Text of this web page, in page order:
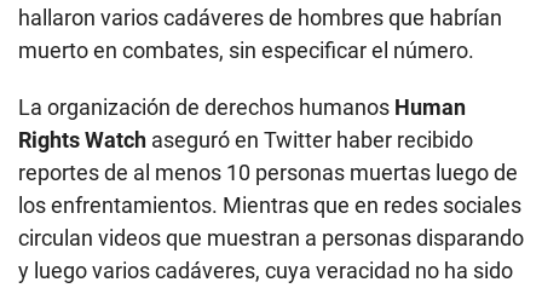
hallaron varios cadáveres de hombres que habrían
muerto en combates, sin especificar el número.
La organización de derechos humanos Human
Rights Watch aseguró en Twitter haber recibido
reportes de al menos 10 personas muertas luego de
los enfrentamientos. Mientras que en redes sociales
circulan videos que muestran a personas disparando
y luego varios cadáveres, cuya veracidad no ha sido